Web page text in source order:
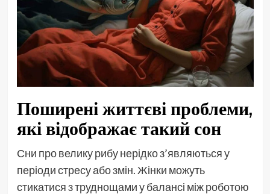
Поширені життєві проблеми,
які відображає такий сон
Сни про велику рибу нерідко з’являються у
періоди стресу або змін. Жінки можуть
стикатися з труднощами у балансі між роботою